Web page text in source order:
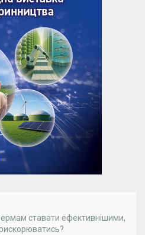
ставати ефективнішими,